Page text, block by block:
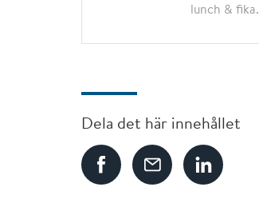
lunch & fika.
Dela det här innehållet